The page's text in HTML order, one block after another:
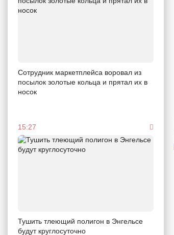
Сотрудник маркетплейса воровал из
посылок золотые кольца и прятал их в
носок
15:27
Тушить тлеющий полигон в Энгельсе
будут круглосуточно